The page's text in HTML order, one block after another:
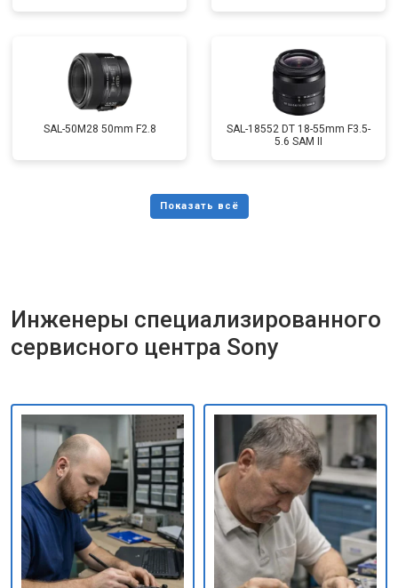
SAL-50M28 50mm F2.8
SAL-18552 DT 18-55mm F3.5-
5.6 SAM II
Инженеры специализированного
сервисного центра Sony